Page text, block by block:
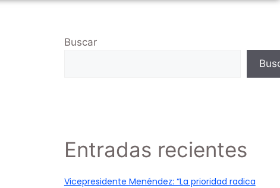
Buscar
Entradas recientes
Vicepresidente Menéndez: “La prioridad radica